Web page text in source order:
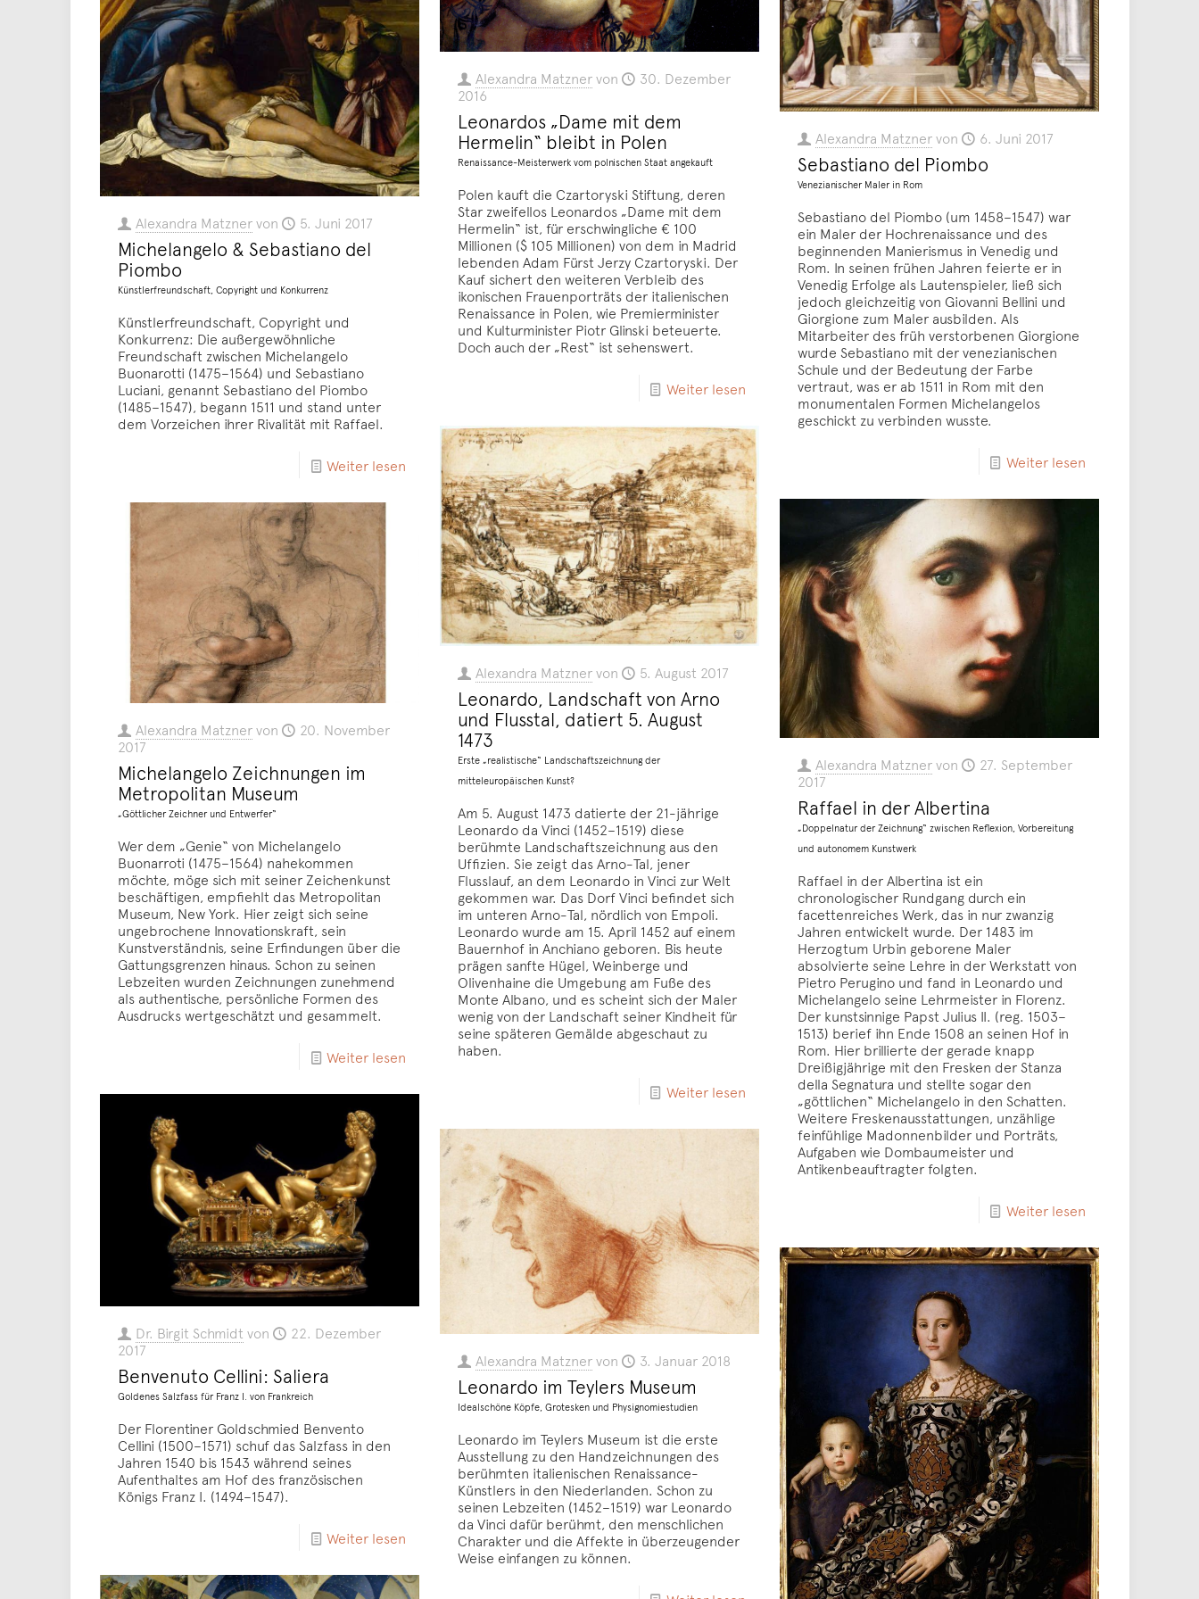
Alexandra Matznervon
30. Dezember
2016
Leonardos „Dame mit dem
Hermelin“ bleibt in Polen
Renaissance-Meisterwerk vom polnischen Staat angekauft
Polen kauft die Czartoryski Stiftung, deren
Star zweifellos Leonardos „Dame mit dem
Hermelin“ ist, für erschwingliche € 100
Millionen ($ 105 Millionen) von dem in Madrid
lebenden Adam Fürst Jerzy Czartoryski. Der
Kauf sichert den weiteren Verbleib des
ikonischen Frauenporträts der italienischen
Renaissance in Polen, wie Premierminister
und Kulturminister Piotr Glinski beteuerte.
Doch auch der „Rest“ ist sehenswert.
Weiter lesen
Alexandra Matznervon 5. Juni 2017
Michelangelo & Sebastiano del
Piombo
Künstlerfreundschaft, Copyright und Konkurrenz
Künstlerfreundschaft, Copyright und
Konkurrenz: Die außergewöhnliche
Freundschaft zwischen Michelangelo
Buonarotti (1475–1564) und Sebastiano
Luciani, genannt Sebastiano del Piombo
(1485–1547), begann 1511 und stand unter
dem Vorzeichen ihrer Rivalität mit Raffael.
Weiter lesen
Alexandra Matznervon 6. Juni 2017
Sebastiano del Piombo
Venezianischer Maler in Rom
Sebastiano del Piombo (um 1458–1547) war
ein Maler der Hochrenaissance und des
beginnenden Manierismus in Venedig und
Rom. In seinen frühen Jahren feierte er in
Venedig Erfolge als Lautenspieler, ließ sich
jedoch gleichzeitig von Giovanni Bellini und
Giorgione zum Maler ausbilden. Als
Mitarbeiter des früh verstorbenen Giorgione
wurde Sebastiano mit der venezianischen
Schule und der Bedeutung der Farbe
vertraut, was er ab 1511 in Rom mit den
monumentalen Formen Michelangelos
geschickt zu verbinden wusste.
Weiter lesen
Alexandra Matznervon 5. August 2017
Leonardo, Landschaft von Arno
und Flusstal, datiert 5. August
1473
Erste „realistische“ Landschaftszeichnung der
mitteleuropäischen Kunst?
Am 5. August 1473 datierte der 21-jährige
Leonardo da Vinci (1452–1519) diese
berühmte Landschaftszeichnung aus den
Uffizien. Sie zeigt das Arno-Tal, jener
Flusslauf, an dem Leonardo in Vinci zur Welt
gekommen war. Das Dorf Vinci befindet sich
im unteren Arno-Tal, nördlich von Empoli.
Leonardo wurde am 15. April 1452 auf einem
Bauernhof in Anchiano geboren. Bis heute
prägen sanfte Hügel, Weinberge und
Olivenhaine die Umgebung am Fuße des
Monte Albano, und es scheint sich der Maler
wenig von der Landschaft seiner Kindheit für
seine späteren Gemälde abgeschaut zu
haben.
Weiter lesen
Alexandra Matznervon
27. September
2017
Raffael in der Albertina
„Doppelnatur der Zeichnung“ zwischen Reflexion, Vorbereitung
und autonomem Kunstwerk
Raffael in der Albertina ist ein
chronologischer Rundgang durch ein
facettenreiches Werk, das in nur zwanzig
Jahren entwickelt wurde. Der 1483 im
Herzogtum Urbin geborene Maler
absolvierte seine Lehre in der Werkstatt von
Pietro Perugino und fand in Leonardo und
Michelangelo seine Lehrmeister in Florenz.
Der kunstsinnige Papst Julius II. (reg. 1503–
1513) berief ihn Ende 1508 an seinen Hof in
Rom. Hier brillierte der gerade knapp
Dreißigjährige mit den Fresken der Stanza
della Segnatura und stellte sogar den
„göttlichen“ Michelangelo in den Schatten.
Weitere Freskenausstattungen, unzählige
feinfühlige Madonnenbilder und Porträts,
Aufgaben wie Dombaumeister und
Antikenbeauftragter folgten.
Weiter lesen
Alexandra Matznervon
20. November
2017
Michelangelo Zeichnungen im
Metropolitan Museum
„Göttlicher Zeichner und Entwerfer“
Wer dem „Genie“ von Michelangelo
Buonarroti (1475–1564) nahekommen
möchte, möge sich mit seiner Zeichenkunst
beschäftigen, empfiehlt das Metropolitan
Museum, New York. Hier zeigt sich seine
ungebrochene Innovationskraft, sein
Kunstverständnis, seine Erfindungen über die
Gattungsgrenzen hinaus. Schon zu seinen
Lebzeiten wurden Zeichnungen zunehmend
als authentische, persönliche Formen des
Ausdrucks wertgeschätzt und gesammelt.
Weiter lesen
Dr. Birgit Schmidt von
22. Dezember
2017
Benvenuto Cellini: Saliera
Goldenes Salzfass für Franz I. von Frankreich
Der Florentiner Goldschmied Benvento
Cellini (1500–1571) schuf das Salzfass in den
Jahren 1540 bis 1543 während seines
Aufenthaltes am Hof des französischen
Königs Franz I. (1494–1547).
Weiter lesen
Alexandra Matznervon 3. Januar 2018
Leonardo im Teylers Museum
Idealschöne Köpfe, Grotesken und Physignomiestudien
Leonardo im Teylers Museum ist die erste
Ausstellung zu den Handzeichnungen des
berühmten italienischen Renaissance-
Künstlers in den Niederlanden. Schon zu
seinen Lebzeiten (1452–1519) war Leonardo
da Vinci dafür berühmt, den menschlichen
Charakter und die Affekte in überzeugender
Weise einfangen zu können.